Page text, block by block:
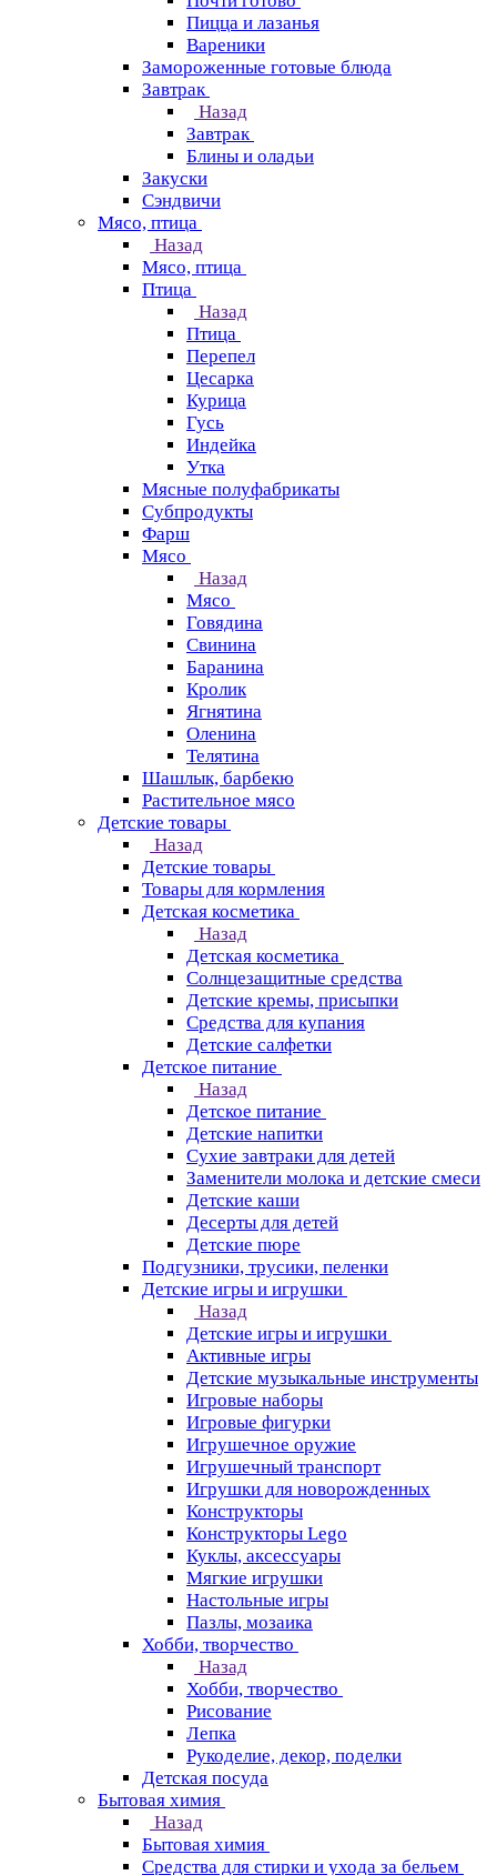
Пицца и лазанья
Вареники
Замороженные готовые блюда
Завтрак
Назад
Завтрак
Блины и оладьи
Закуски
Сэндвичи
Мясо, птица
Назад
Мясо, птица
Птица
Назад
Птица
Перепел
Цесарка
Курица
Гусь
Индейка
Утка
Мясные полуфабрикаты
Субпродукты
Фарш
Мясо
Назад
Мясо
Говядина
Свинина
Баранина
Кролик
Ягнятина
Оленина
Телятина
Шашлык, барбекю
Растительное мясо
Детские товары
Назад
Детские товары
Товары для кормления
Детская косметика
Назад
Детская косметика
Солнцезащитные средства
Детские кремы, присыпки
Средства для купания
Детские салфетки
Детское питание
Назад
Детское питание
Детские напитки
Сухие завтраки для детей
Заменители молока и детские смеси
Детские каши
Десерты для детей
Детские пюре
Подгузники, трусики, пеленки
Детские игры и игрушки
Назад
Детские игры и игрушки
Активные игры
Детские музыкальные инструменты
Игровые наборы
Игровые фигурки
Игрушечное оружие
Игрушечный транспорт
Игрушки для новорожденных
Конструкторы
Конструкторы Lego
Куклы, аксессуары
Мягкие игрушки
Настольные игры
Пазлы, мозаика
Хобби, творчество
Назад
Хобби, творчество
Рисование
Лепка
Рукоделие, декор, поделки
Детская посуда
Бытовая химия
Назад
Бытовая химия
Средства для стирки и ухода за бельем